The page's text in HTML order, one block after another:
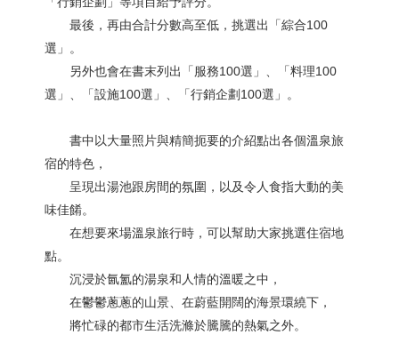
最後，再由合計分數高至低，挑選出「綜合100
選」。
另外也會在書末列出「服務100選」、「料理100
選」、「設施100選」、「行銷企劃100選」。
書中以大量照片與精簡扼要的介紹點出各個溫泉旅
宿的特色，
呈現出湯池跟房間的氛圍，以及令人食指大動的美
味佳餚。
在想要來場溫泉旅行時，可以幫助大家挑選住宿地
點。
沉浸於氤氳的湯泉和人情的溫暖之中，
在鬱鬱蔥蔥的山景、在蔚藍開闊的海景環繞下，
將忙碌的都市生活洗滌於騰騰的熱氣之外。